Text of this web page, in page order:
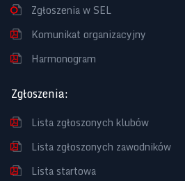
Zgłoszenia w SEL
Komunikat organizacyjny
Harmonogram
Zgłoszenia:
Lista zgłoszonych klubów
Lista zgłoszonych zawodników
Lista startowa